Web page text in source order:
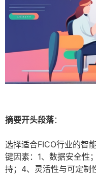
摘要开头段落：
选择适合FICO行业的智
键因素：1、数据安全性
持；4、灵活性与可定制